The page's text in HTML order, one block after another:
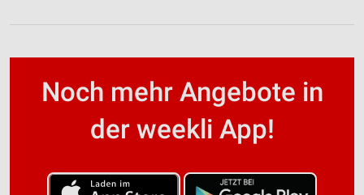
Noch mehr Angebote in
der weekli App!